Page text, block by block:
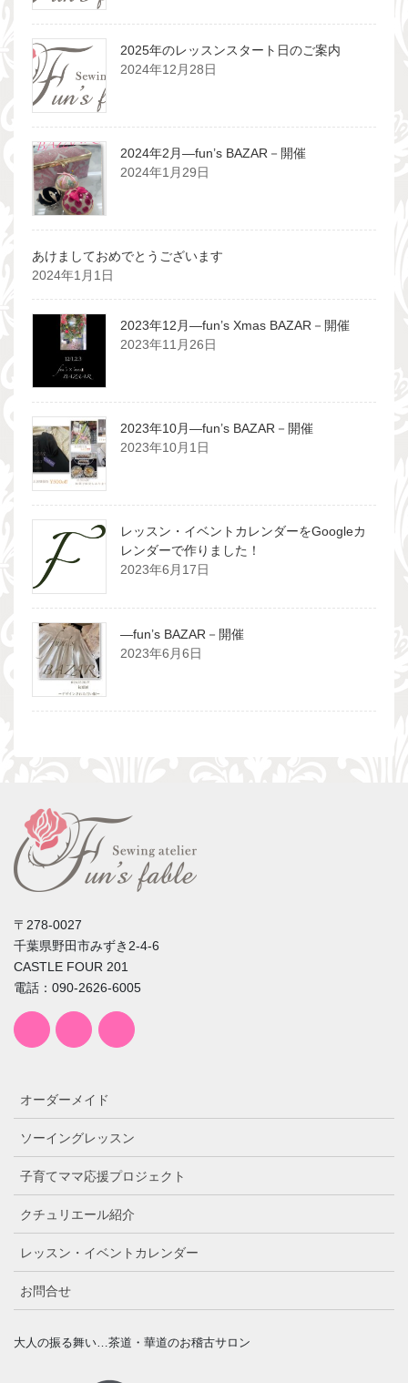
2025年のレッスンスタート日のご案内
2024年12月28日
2024年2月―fun’s BAZAR－開催
2024年1月29日
あけましておめでとうございます
2024年1月1日
2023年12月―fun’s Xmas BAZAR－開催
2023年11月26日
2023年10月―fun’s BAZAR－開催
2023年10月1日
レッスン・イベントカレンダーをGoogleカ
レンダーで作りました！
2023年6月17日
―fun’s BAZAR－開催
2023年6月6日
〒278-0027
千葉県野田市みずき2-4-6
CASTLE FOUR 201
電話：090-2626-6005
オーダーメイド
ソーイングレッスン
子育てママ応援プロジェクト
クチュリエール紹介
レッスン・イベントカレンダー
お問合せ
大人の振る舞い…茶道・華道のお稽古サロン